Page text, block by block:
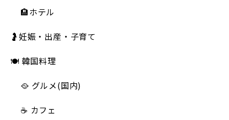
🏨ホテル
🤰妊娠・出産・子育て
🍽 韓国料理
🥘 グルメ(国内)
☕️ カフェ